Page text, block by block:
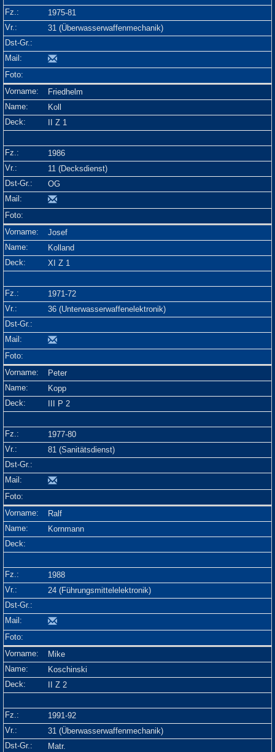
1975-81
31 (Überwasserwaffenmechanik)
Friedhelm
Koll
II Z 1
1986
11 (Decksdienst)
OG
Josef
Kolland
XI Z 1
1971-72
36 (Unterwasserwaffenelektronik)
Peter
Kopp
III P 2
1977-80
81 (Sanitätsdienst)
Ralf
Kornmann
1988
24 (Führungsmittelelektronik)
Mike
Koschinski
II Z 2
1991-92
31 (Überwasserwaffenmechanik)
Matr.